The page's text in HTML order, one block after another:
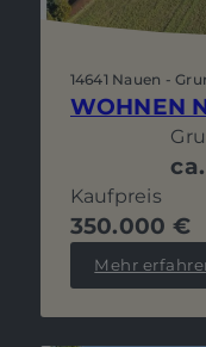
14641 Nauen -
Kaufpreis
350.000 €
Mehr